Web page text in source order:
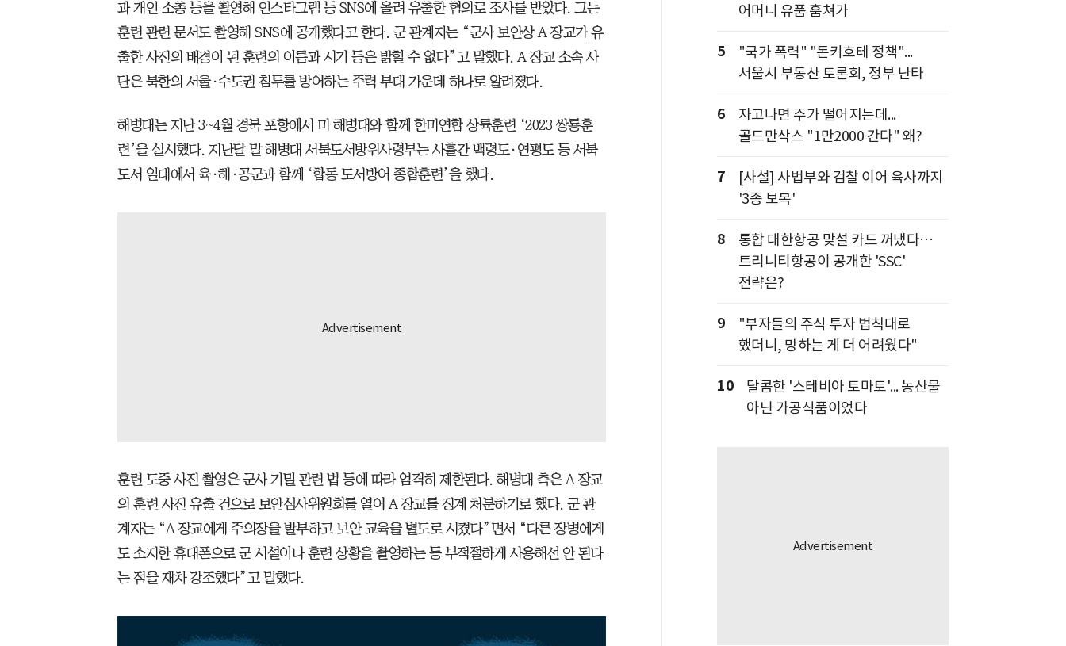
과 개인 소총 등을 촬영해 인스타그램 등 SNS에 올려 유출한 혐의로 조사를 받았다. 그는
훈련 관련 문서도 촬영해 SNS에 공개했다고 한다. 군 관계자는 “군사 보안상 A 장교가 유
출한 사진의 배경이 된 훈련의 이름과 시기 등은 밝힐 수 없다”고 말했다. A 장교 소속 사
단은 북한의 서울·수도권 침투를 방어하는 주력 부대 가운데 하나로 알려졌다.
해병대는 지난 3~4월 경북 포항에서 미 해병대와 함께 한미연합 상륙훈련 ‘2023 쌍룡훈
련’을 실시했다. 지난달 말 해병대 서북도서방위사령부는 사흘간 백령도·연평도 등 서북
도서 일대에서 육·해·공군과 함께 ‘합동 도서방어 종합훈련’을 했다.
훈련 도중 사진 촬영은 군사 기밀 관련 법 등에 따라 엄격히 제한된다. 해병대 측은 A 장교
의 훈련 사진 유출 건으로 보안심사위원회를 열어 A 장교를 징계 처분하기로 했다. 군 관
계자는 “A 장교에게 주의장을 발부하고 보안 교육을 별도로 시켰다”면서 “다른 장병에게
도 소지한 휴대폰으로 군 시설이나 훈련 상황을 촬영하는 등 부적절하게 사용해선 안 된다
는 점을 재차 강조했다”고 말했다.
어머니 유품 훔쳐가
5
"국가 폭력" "돈키호테 정책"...
서울시 부동산 토론회, 정부 난타
6
자고나면 주가 떨어지는데...
골드만삭스 "1만2000 간다" 왜?
7
[사설] 사법부와 검찰 이어 육사까지
'3종 보복'
8
통합 대한항공 맞설 카드 꺼냈다…
트리니티항공이 공개한 'SSC'
전략은?
9
"부자들의 주식 투자 법칙대로
했더니, 망하는 게 더 어려웠다"
10
달콤한 '스테비아 토마토'... 농산물
아닌 가공식품이었다